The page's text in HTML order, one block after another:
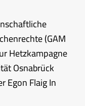
(GAM
Hetzkampagne
Osnabrück
Egon Flaig In